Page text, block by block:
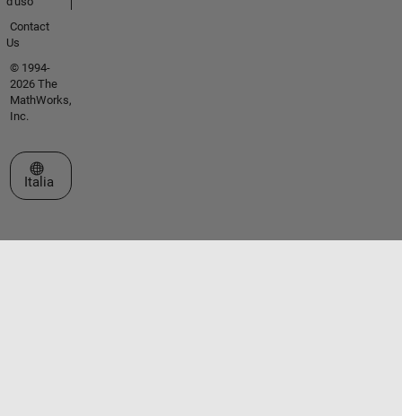
Contact
Us
© 1994-
2026 The
MathWorks,
Inc.
Seleziona un sito web
Italia